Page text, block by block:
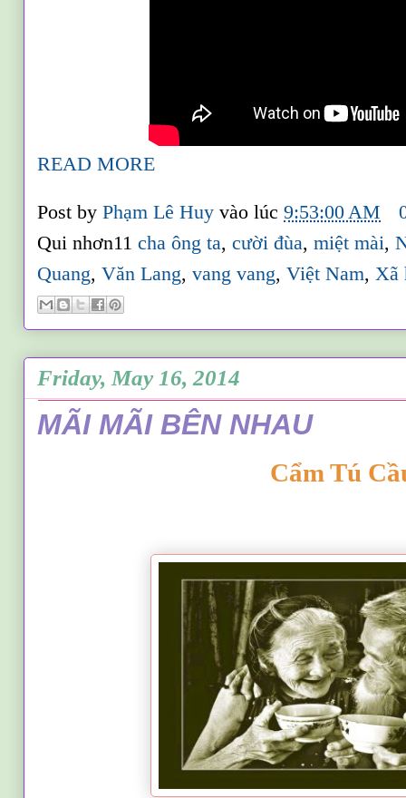
READ MORE
Post byPhạm Lê Huyvào lúc9:53:00 AM
Qui nhơn11cha ông ta,cười đùa,miệt mài,
Quang,Văn Lang,vang vang,Việt Nam,Xã
Friday, May 16, 2014
MÃI MÃI BÊN NHAU
Cẩm Tú